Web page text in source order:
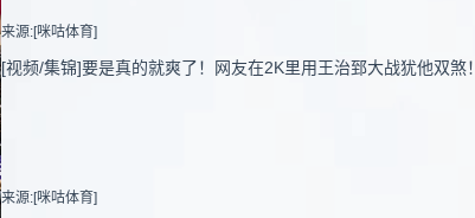
来源:[咪咕体育]
[视频/集锦]要是真的就爽了！网友在2K里用王治郅大战犹他双煞！
来源:[咪咕体育]